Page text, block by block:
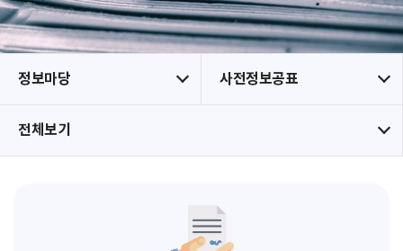
정보마당 사전정보공표
전체보기